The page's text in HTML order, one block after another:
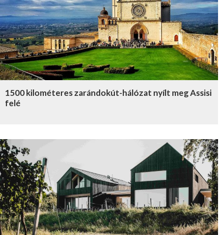
1500 kilométeres zarándokút-hálózat nyílt meg Assisi
felé